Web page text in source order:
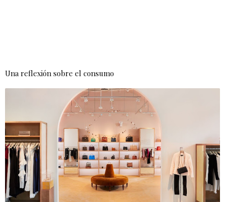
Una reflexión sobre el consumo